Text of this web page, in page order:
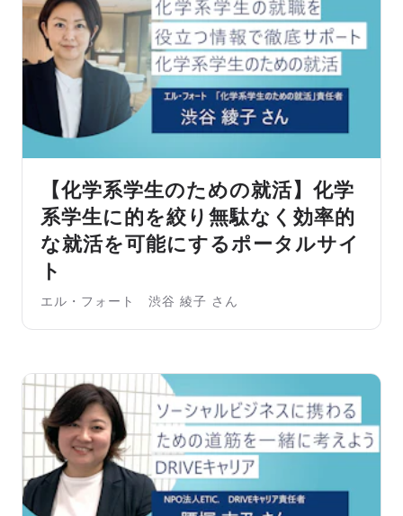
【化学系学生のための就活】化学
系学生に的を絞り無駄なく効率的
な就活を可能にするポータルサイ
ト
エル・フォート 渋谷 綾子 さん